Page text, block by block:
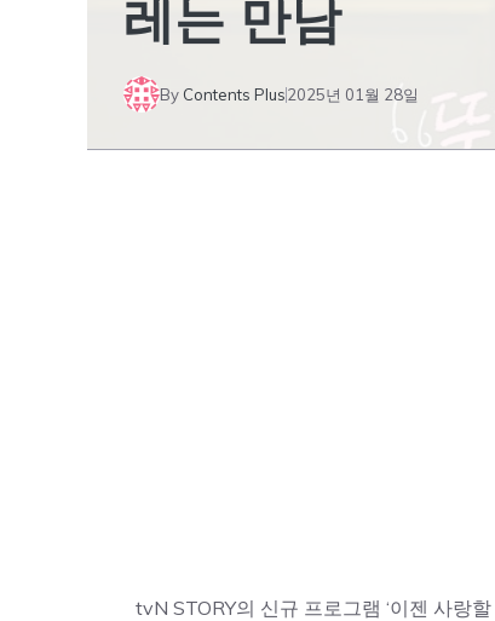
레는 만남
By Contents Plus2025년 01월 28일
tvN STORY의 신규 프로그램 ‘이젠 사랑